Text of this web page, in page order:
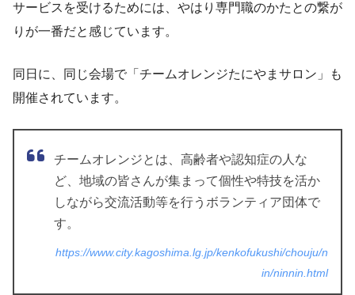
サービスを受けるためには、やはり専門職のかたとの繋が
りが一番だと感じています。
同日に、同じ会場で「チームオレンジたにやまサロン」も
開催されています。
チームオレンジとは、高齢者や認知症の人な
ど、地域の皆さんが集まって個性や特技を活か
しながら交流活動等を行うボランティア団体で
す。
https://www.city.kagoshima.lg.jp/kenkofukushi/chouju/n
in/ninnin.html